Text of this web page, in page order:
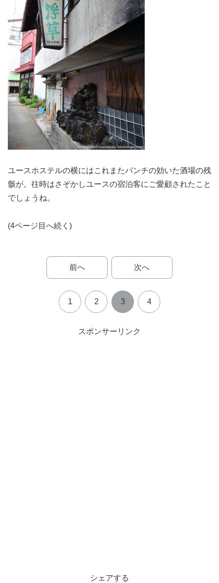
ユースホステルの横にはこれまたパンチの効いた酒場の残
骸が。往時はさぞかしユースの宿泊客にご愛顧されたこと
でしょうね。
(4ページ目へ続く)
前へ 次へ
1 2 3 4
スポンサーリンク
シェアする